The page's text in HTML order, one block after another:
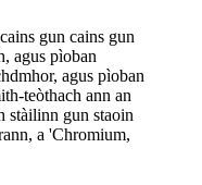
gun cains gun
agus pìoban
agus pìoban
teòthach ann an
stàilinn gun staoin
a 'Chromium,